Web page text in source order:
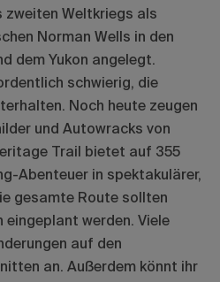
zweiten Weltkriegs als
Norman Wells in den
dem Yukon angelegt.
schwierig, die
Noch heute zeugen
und Autowracks von
Trail bietet auf 355
Abenteuer in spektakulärer,
gesamte Route sollten
eingeplant werden. Viele
auf den
an. Außerdem könnt ihr